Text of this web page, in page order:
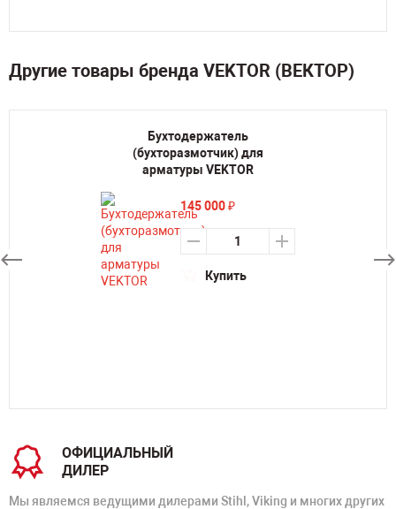
Другие товары бренда VEKTOR (ВЕКТОР)
Бухтодержатель
(бухторазмотчик) для
арматуры VEKTOR
145 000₽
Купить
ОФИЦИАЛЬНЫЙ
ДИЛЕР
Мы являемся ведущими дилерами Stihl, Viking и многих других